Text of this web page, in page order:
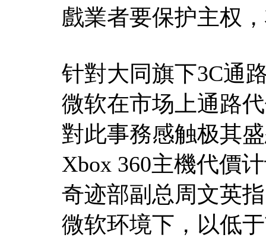
戲業者要保护主权
针對大同旗下3C通
微软在市场上通路
對此事務感触极其
Xbox 360主機代價
奇迹部副总周文英
微软环境下，以低